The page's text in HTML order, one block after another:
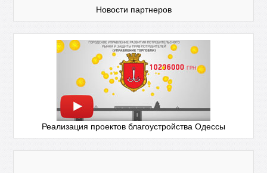
Новости партнеров
Реализация проектов благоустройства Одессы